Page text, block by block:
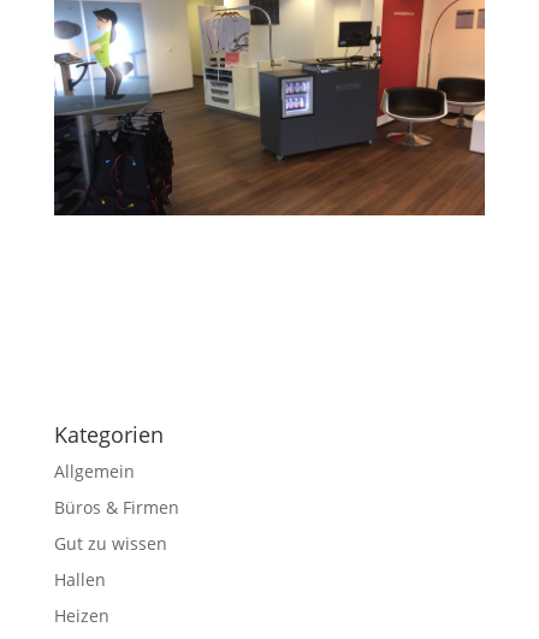
Kategorien
Allgemein
Büros & Firmen
Gut zu wissen
Hallen
Heizen